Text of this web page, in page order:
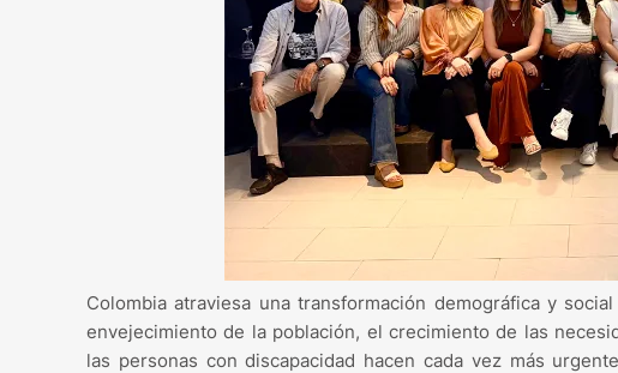
Colombia atraviesa una transformación demográfica y
envejecimiento de la población, el crecimiento de las
las personas con discapacidad hacen cada vez más